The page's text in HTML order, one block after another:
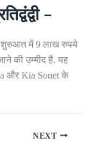
–
शुरुआत में 9 लाख रुपये
की उम्मीद है. यह
और Kia Sonet के
NEXT